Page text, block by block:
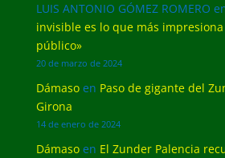
LUIS ANTONIO GÓMEZ ROMERO
invisible es lo que más
público»
20 de marzo de 2024
Dámasoen Paso de gigante del
Girona
14 de enero de 2024
Dámasoen El Zunder Palencia